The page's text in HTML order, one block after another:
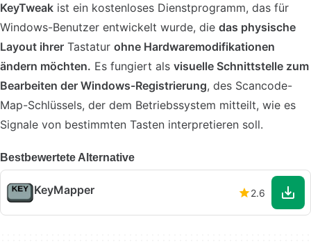
KeyTweak ist ein kostenloses Dienstprogramm, das für
Windows-Benutzer entwickelt wurde, die das physische
Layout ihrer Tastatur ohne Hardwaremodifikationen
ändern möchten. Es fungiert als visuelle Schnittstelle zum
Bearbeiten der Windows-Registrierung, des Scancode-
Map-Schlüssels, der dem Betriebssystem mitteilt, wie es
Signale von bestimmten Tasten interpretieren soll.
Bestbewertete Alternative
KeyMapper 2.6